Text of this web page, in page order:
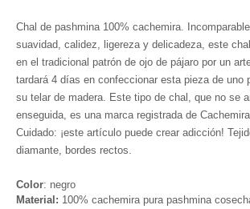
Chal de pashmina 100% cachemira.
suavidad, calidez, ligereza y delicadeza, este
en el tradicional patrón de ojo de pájaro por un
tardará 4 días en confeccionar esta pieza de uno
su telar de madera. Este tipo de chal, que no se
enseguida, es una marca registrada de
Cuidado: ¡este artículo puede crear adicción!
diamante, bordes rectos.
Color: negro
Material: 100% cachemira pura pashmina